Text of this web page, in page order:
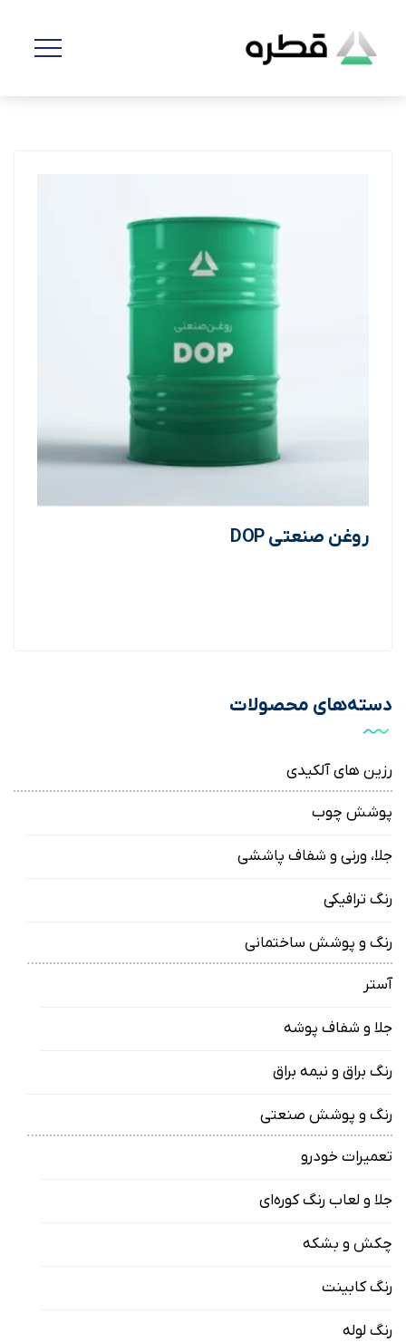
روغن صنعتی DOP
دسته‌های محصولات
رزین های آلکیدی
پوشش چوب
جلا، ورنی و شفاف پاششی
رنگ ترافیکی
رنگ‌‌ و پوشش‌ ساختمانی
آستر
جلا و شفاف پوشه
رنگ براق و نیمه براق
رنگ و پوشش صنعتی
تعمیرات خودرو
جلا و لعاب رنگ کوره‌ای
چکش و بشکه
رنگ کابینت
رنگ لوله